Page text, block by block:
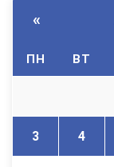
«
ПН ВТ
3 4